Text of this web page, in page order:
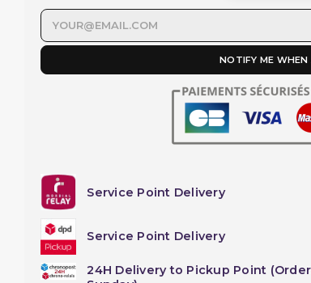
NOTIFY ME WHEN
Service Point Delivery
Service Point Delivery
24H Delivery to Pickup Point